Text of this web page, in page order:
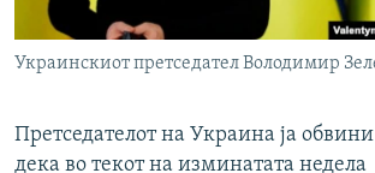
Украинскиот претседател Володимир
Претседателот на Украина ја обвини
дека во текот на изминатата недела